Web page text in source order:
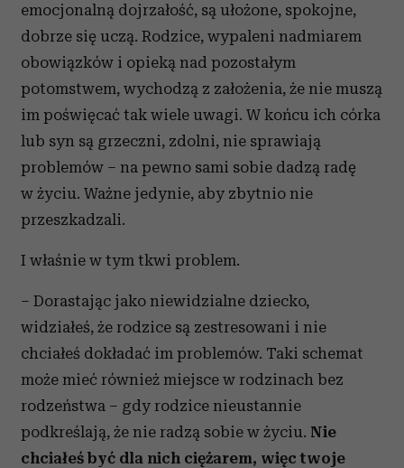
emocjonalną dojrzałość, są ułożone, spokojne,
dobrze się uczą. Rodzice, wypaleni nadmiarem
obowiązków i opieką nad pozostałym
potomstwem, wychodzą z założenia, że nie muszą
im poświęcać tak wiele uwagi. W końcu ich córka
lub syn są grzeczni, zdolni, nie sprawiają
problemów – na pewno sami sobie dadzą radę
w życiu. Ważne jedynie, aby zbytnio nie
przeszkadzali.
I właśnie w tym tkwi problem.
– Dorastając jako niewidzialne dziecko,
widziałeś, że rodzice są zestresowani i nie
chciałeś dokładać im problemów. Taki schemat
może mieć również miejsce w rodzinach bez
rodzeństwa – gdy rodzice nieustannie
podkreślają, że nie radzą sobie w życiu. Nie
chciałeś być dla nich ciężarem, więc twoje